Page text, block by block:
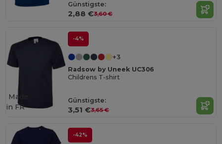
Günstigste:
2,88 €3,60 €
-4%
+3
Radsow by Uneek UC306
Childrens T-shirt
Günstigste:
3,51 €3,65 €
Made
in FR
-42%